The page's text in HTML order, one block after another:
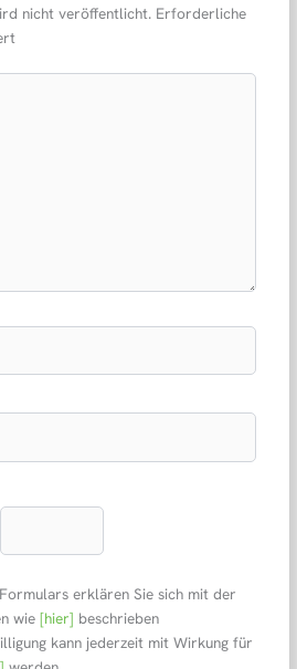
nicht veröffentlicht. Erforderliche
erklären Sie sich mit der
wie [hier] beschrieben
kann jederzeit mit Wirkung für